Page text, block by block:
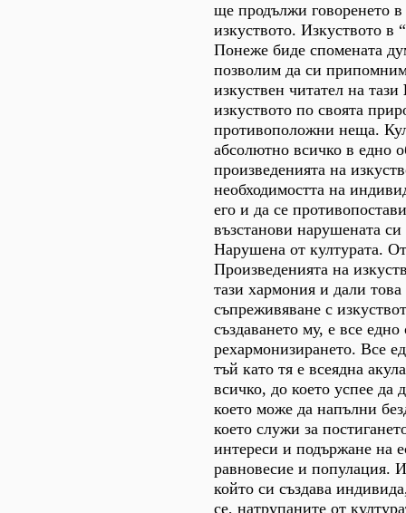
ще продължи говоренето в
изкуството. Изкуството в
Понеже биде спомената
позволим да си
изкуствен читател на тази
изкуството по своята
противоположни неща.
абсолютно всичко в едно
произведенията на
необходимостта на
его и да се
възстанови нарушената
Нарушена от културата.
Произведенията на
тази хармония и дали това
съпреживяване с
създаването му, е все едно
рехармонизирането. Все
тъй като тя е всеядна
всичко, до което успее да
което може да напълни
което служи за
интереси и подържане на
равновесие и популация.
който си създава
се, натрупаните от